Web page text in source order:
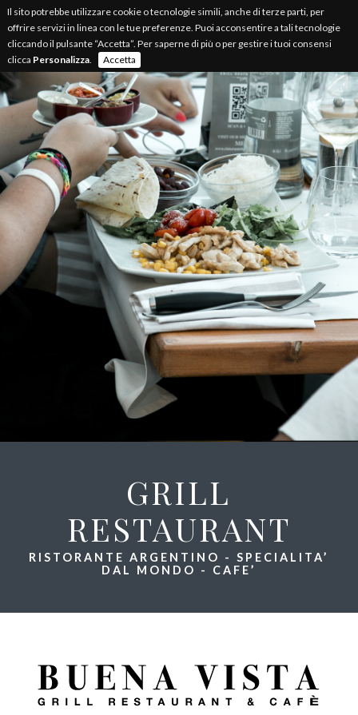
GRILL
RESTAURANT
RISTORANTE ARGENTINO - SPECIALITA’
DAL MONDO - CAFE’
Il sito potrebbe utilizzare cookie o tecnologie simili, anche di terze parti, per
offrire servizi in linea con le tue preferenze. Puoi acconsentire a tali tecnologie
cliccando il pulsante “Accetta”. Per saperne di più o per gestire i tuoi consensi
clicca Personalizza. Accetta